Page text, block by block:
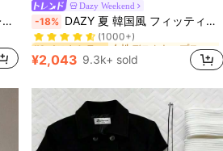
スウィートガール パフスリーブ レーストリム ウエストリボン スリムフィット ホワイトブラウス サマー、フレンチガールスタイル
Dazy Weekend
-18% DAZY 夏 韓国風 フィッティング エレガントなデニムタンクトップ (レディース)
#1 ベストセラー
女性デニムトップス
(1000+)
#1 ベストセラー 女性デニムトップス
(1000+)
#1 ベストセラー 女性デニムトップス
(1000+)
#1 ベストセラー 女性デニムトップス
¥2,043 9.3k+ sold